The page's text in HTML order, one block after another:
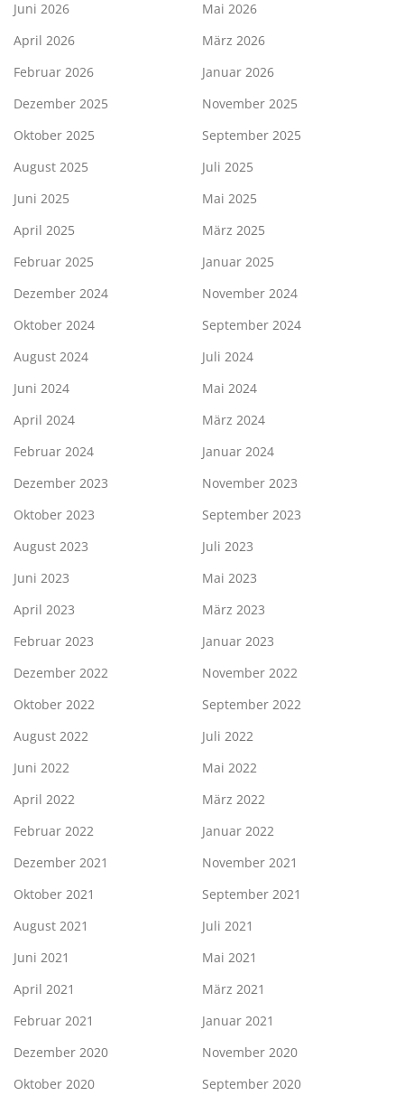
Juni 2026
Mai 2026
April 2026
März 2026
Februar 2026
Januar 2026
Dezember 2025
November 2025
Oktober 2025
September 2025
August 2025
Juli 2025
Juni 2025
Mai 2025
April 2025
März 2025
Februar 2025
Januar 2025
Dezember 2024
November 2024
Oktober 2024
September 2024
August 2024
Juli 2024
Juni 2024
Mai 2024
April 2024
März 2024
Februar 2024
Januar 2024
Dezember 2023
November 2023
Oktober 2023
September 2023
August 2023
Juli 2023
Juni 2023
Mai 2023
April 2023
März 2023
Februar 2023
Januar 2023
Dezember 2022
November 2022
Oktober 2022
September 2022
August 2022
Juli 2022
Juni 2022
Mai 2022
April 2022
März 2022
Februar 2022
Januar 2022
Dezember 2021
November 2021
Oktober 2021
September 2021
August 2021
Juli 2021
Juni 2021
Mai 2021
April 2021
März 2021
Februar 2021
Januar 2021
Dezember 2020
November 2020
Oktober 2020
September 2020